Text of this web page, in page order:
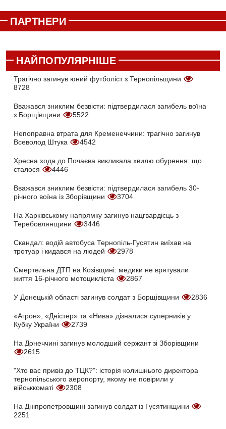
ПАРТНЕРИ
НАЙПОПУЛЯРНІШЕ
Трагічно загинув юний футболіст з Тернопільщини
8728
Вважався зниклим безвісти: підтвердилася загибель воїна
з Борщівщини
5522
Непоправна втрата для Кременеччини: трагічно загинув
Всеволод Штука
4542
Хресна хода до Почаєва викликала хвилю обурення: що
сталося
4446
Вважався зниклим безвісти: підтвердилася загибель 30-
річного воїна із Зборівщини
3704
На Харківському напрямку загинув нацгвардієць з
Теребовлянщини
3446
Скандал: водій автобуса Тернопіль-Гусятин виїхав на
тротуар і кидався на людей
2978
Смертельна ДТП на Козівщині: медики не врятували
життя 16-річного мотоцикліста
2867
У Донецькій області загинув солдат з Борщівщини 2836
«Агрон», «Дністер» та «Нива» дізналися суперників у
Кубку України
2739
На Донеччині загинув молодший сержант зі Зборівщини
2615
"Хто вас привіз до ТЦК?": історія колишнього директора
тернопільського аеропорту, якому не повірили у
військкоматі
2308
На Дніпропетровщині загинув солдат із Гусятинщини
2251